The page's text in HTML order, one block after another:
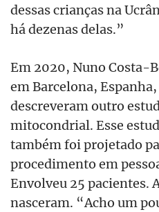
dessas crianças na
há dezenas delas.”
Em 2020, Nuno Costa-
em Barcelona, Espanha,
descreveram outro
mitocondrial. Esse
também foi projetado
procedimento em
Envolveu 25 pacientes.
nasceram. “Acho um